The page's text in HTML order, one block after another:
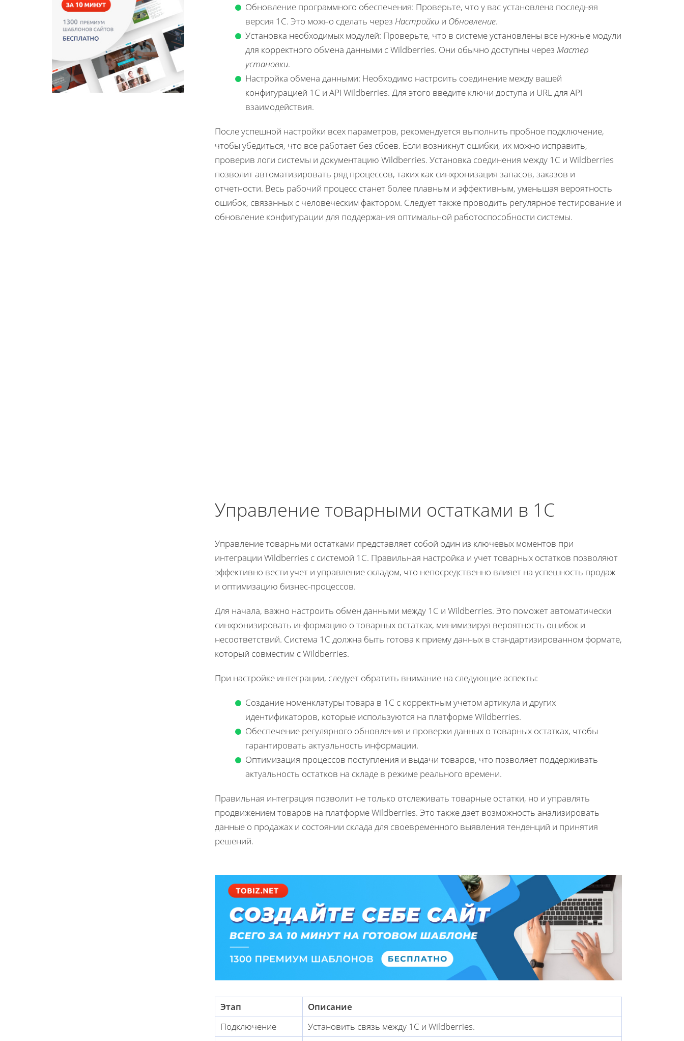
Обновление программного обеспечения: Проверьте, что у вас установлена последняя
версия 1С. Это можно сделать через Настройки и Обновление.
Установка необходимых модулей: Проверьте, что в системе установлены все нужные модули
для корректного обмена данными с Wildberries. Они обычно доступны через Мастер
установки.
Настройка обмена данными: Необходимо настроить соединение между вашей
конфигурацией 1С и API Wildberries. Для этого введите ключи доступа и URL для API
взаимодействия.
После успешной настройки всех параметров, рекомендуется выполнить пробное подключение,
чтобы убедиться, что все работает без сбоев. Если возникнут ошибки, их можно исправить,
проверив логи системы и документацию Wildberries. Установка соединения между 1С и Wildberries
позволит автоматизировать ряд процессов, таких как синхронизация запасов, заказов и
отчетности. Весь рабочий процесс станет более плавным и эффективным, уменьшая вероятность
ошибок, связанных с человеческим фактором. Следует также проводить регулярное тестирование и
обновление конфигурации для поддержания оптимальной работоспособности системы.
Управление товарными остатками в 1С
Управление товарными остатками представляет собой один из ключевых моментов при
интеграции Wildberries с системой 1С. Правильная настройка и учет товарных остатков позволяют
эффективно вести учет и управление складом, что непосредственно влияет на успешность продаж
и оптимизацию бизнес-процессов.
Для начала, важно настроить обмен данными между 1С и Wildberries. Это поможет автоматически
синхронизировать информацию о товарных остатках, минимизируя вероятность ошибок и
несоответствий. Система 1С должна быть готова к приему данных в стандартизированном формате,
который совместим с Wildberries.
При настройке интеграции, следует обратить внимание на следующие аспекты:
Создание номенклатуры товара в 1С с корректным учетом артикула и других
идентификаторов, которые используются на платформе Wildberries.
Обеспечение регулярного обновления и проверки данных о товарных остатках, чтобы
гарантировать актуальность информации.
Оптимизация процессов поступления и выдачи товаров, что позволяет поддерживать
актуальность остатков на складе в режиме реального времени.
Правильная интеграция позволит не только отслеживать товарные остатки, но и управлять
продвижением товаров на платформе Wildberries. Это также дает возможность анализировать
данные о продажах и состоянии склада для своевременного выявления тенденций и принятия
решений.
Этап
Описание
Подключение
Установить связь между 1С и Wildberries.